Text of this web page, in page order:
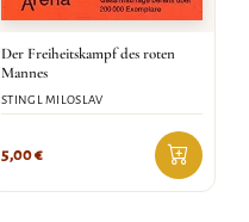
Der Freiheitskampf des roten
Mannes
STINGL MILOSLAV
5,00€